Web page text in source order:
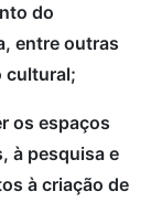
do
entre outras
cultural;
os espaços
à pesquisa e
à criação de